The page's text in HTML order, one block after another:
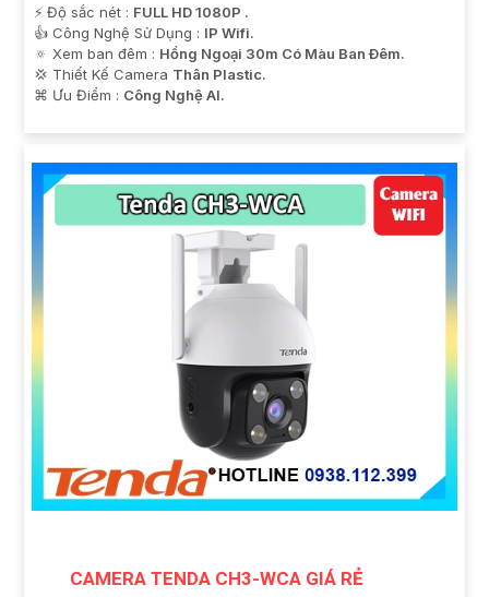
️⚡ Độ sắc nét : FULL HD 1080P .
👍 Công Nghệ Sử Dụng : IP Wifi.
🔅 Xem ban đêm : Hồng Ngoại 30m Có Màu Ban Ðêm.
💢 Thiết Kế Camera Thân Plastic.
️⌘ Ưu Điểm : Công Nghệ AI.
CAMERA TENDA CH3-WCA GIÁ RẺ